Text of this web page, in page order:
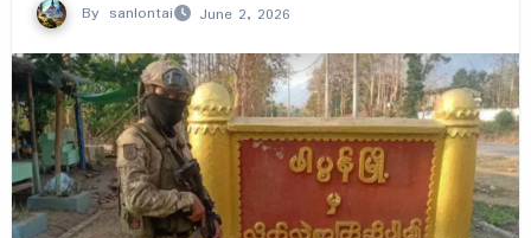
By sanlontai June 2, 2026